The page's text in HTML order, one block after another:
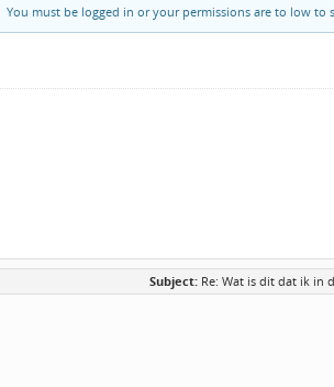
You must be logged in or your permissions are to low to
Subject: Re: Wat is dit dat ik in